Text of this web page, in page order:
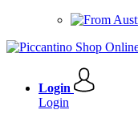
Login
Login